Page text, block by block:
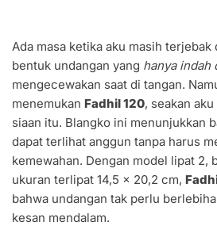
Ada masa ketika aku masih terjebak
bentuk undangan yang hanya indah
mengecewakan saat di tangan.
menemukan Fadhil 120, seakan
siaan itu. Blangko ini menunjukkan
dapat terlihat anggun tanpa harus
kemewahan. Dengan model lipat 2,
ukuran terlipat 14,5 x 20,2 cm,
bahwa undangan tak perlu
kesan mendalam.